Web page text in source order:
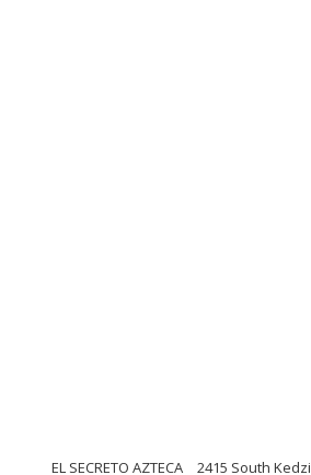
EL SECRETO AZTECA 2415 South